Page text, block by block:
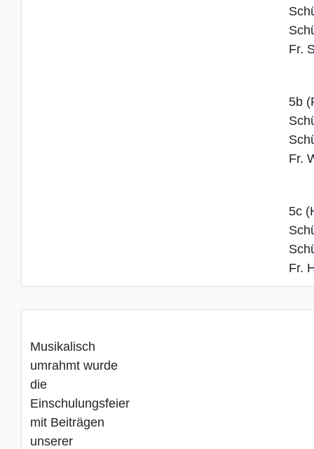
Fr.
5b
Fr.
5c
Fr.
Musikalisch
umrahmt wurde
die
Einschulungsfeier
mit Beiträgen
unserer